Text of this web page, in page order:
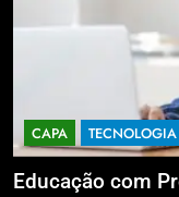
CAPA
Educação com